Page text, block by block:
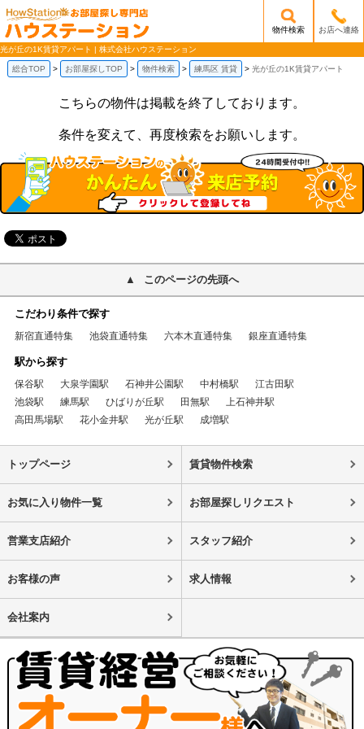
/mobile_img/head-logo.png
物件検索 お店へ連絡
光が丘の1K賃貸アパート | 株式会社ハウステーション
総合TOP お部屋探しTOP 物件検索 練馬区 賃貸 光が丘の1K賃貸アパート
こちらの物件は掲載を終了しております。
条件を変えて、再度検索をお願いします。
このページの先頭へ
こだわり条件で探す
新宿直通特集 池袋直通特集 六本木直通特集 銀座直通特集
駅から探す
保谷駅 大泉学園駅 石神井公園駅 中村橋駅
江古田駅
池袋駅
練馬駅 ひばりが丘駅 田無駅
上石神井駅
高田馬場駅
花小金井駅 光が丘駅 成増駅
トップページ 賃貸物件検索
お気に入り物件一覧 お部屋探しリクエスト
営業支店紹介 スタッフ紹介
お客様の声 求人情報
会社案内